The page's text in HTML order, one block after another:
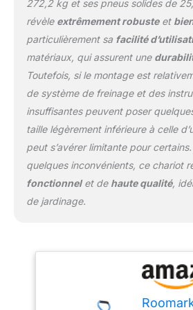
est très
contrôler
durable :
jardin est
durer,
robuste et
peut
charges et
difficiles.
être facile
fabriqué à
formes de
assurant
excellent
272,2 kg et ses pneus solides de
révèle extrêmement robusteet
particulièrement sa facilité
matériaux, qui assurent une
Toutefois, si le montage est
de système de freinage et des
insuffisantes peuvent poser
taille légèrement inférieure à celle
peut s’avérer limitante pour
quelques inconvénients, ce chariot
fonctionnelet de haute qualité,
de jardinage.